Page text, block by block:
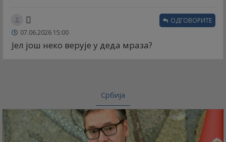
🫩
07.06.2026 15:00
Јел још неко верује у деда мраза?
ОДГОВОРИТЕ
Србија